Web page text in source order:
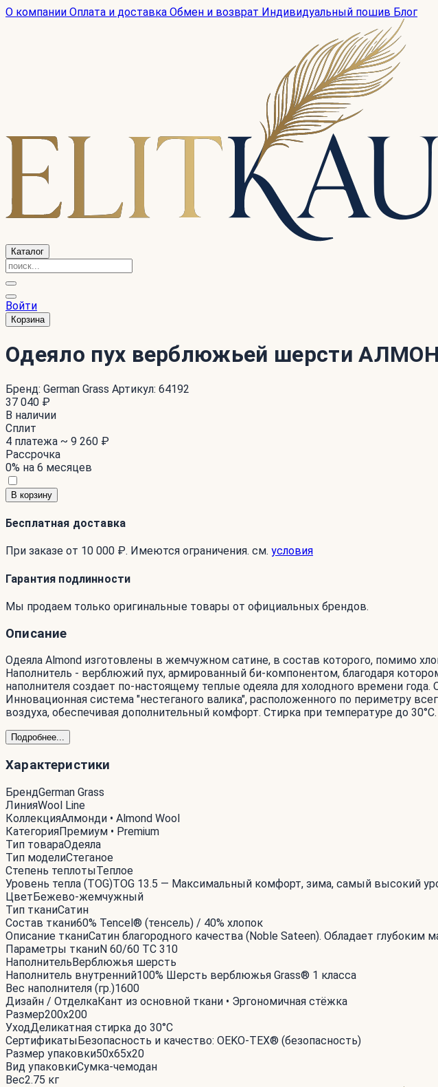
О компании Оплата и доставка Обмен и возврат Индивидуальный пошив Блог
Каталог
Войти
Корзина
Одеяло пух верблюжьей шерсти
Бренд: German Grass Артикул: 64192
37 040 ₽
В наличии
Сплит
4 платежа ~ 9 260 ₽
Рассрочка
0% на 6 месяцев
В корзину
Бесплатная доставка
При заказе от 10 000 ₽. Имеются ограничения. см. условия
Гарантия подлинности
Мы продаем только оригинальные товары от официальных брендов.
Описание
Одеяла Almond изготовлены в жемчужном сатине, в состав которого, помимо
Наполнитель - верблюжий пух, армированный би-компонентом, благодаря
наполнителя создает по-настоящему теплые одеяла для холодного времени
Инновационная система "нестеганого валика", расположенного по периметру
воздуха, обеспечивая дополнительный комфорт. Стирка при температуре до 30°С.
Подробнее...
Характеристики
БрендGerman Grass
ЛинияWool Line
КоллекцияАлмонди • Almond Wool
КатегорияПремиум • Premium
Тип товараОдеяла
Тип моделиСтеганое
Степень теплотыТеплое
Уровень тепла (TOG)TOG 13.5 — Максимальный комфорт, зима, самый высокий
ЦветБежево-жемчужный
Тип тканиСатин
Состав ткани60% Tencel® (тенсель) / 40% хлопок
Описание тканиСатин благородного качества (Noble Sateen). Обладает
Параметры тканиN 60/60 TC 310
НаполнительВерблюжья шерсть
Наполнитель внутренний100% Шерсть верблюжья Grass® 1 класса
Вес наполнителя (гр.)1600
Дизайн / ОтделкаКант из основной ткани • Эргономичная стёжка
Размер200x200
УходДеликатная стирка до 30°С
СертификатыБезопасность и качество: OEKO-TEX® (безопасность)
Размер упаковки50x65x20
Вид упаковкиСумка-чемодан
Вес2.75 кг